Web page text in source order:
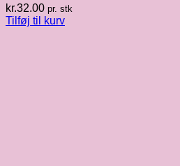
kr.32.00 pr. stk
Tilføj til kurv